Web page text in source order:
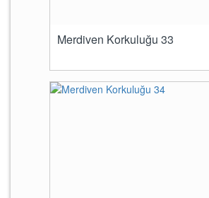
Merdiven Korkuluğu 33